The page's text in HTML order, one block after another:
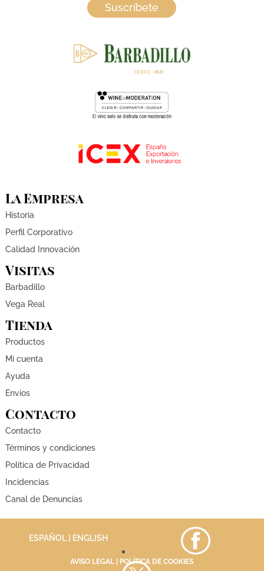
Suscríbete
La Empresa
Historia
Perfil Corporativo
Calidad Innovación
Visitas
Barbadillo
Vega Real
Tienda
Productos
Mi cuenta
Ayuda
Envíos
Contacto
Contacto
Términos y condiciones
Política de Privacidad
Incidencias
Canal de Denuncias
ESPAÑOL | ENGLISH
AVISO LEGAL | POLÍTICA DE COOKIES